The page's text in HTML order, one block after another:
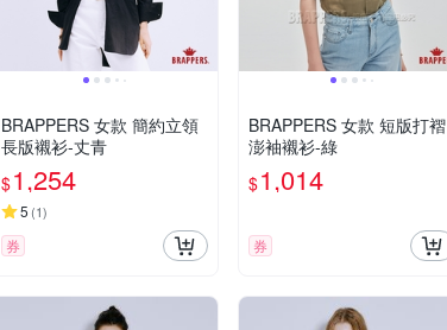
BRAPPERS 女款 簡約立領
長版襯衫-丈青
$1,254
5 (1)
券
BRAPPERS 女款 短版打褶
澎袖襯衫-綠
$1,014
券